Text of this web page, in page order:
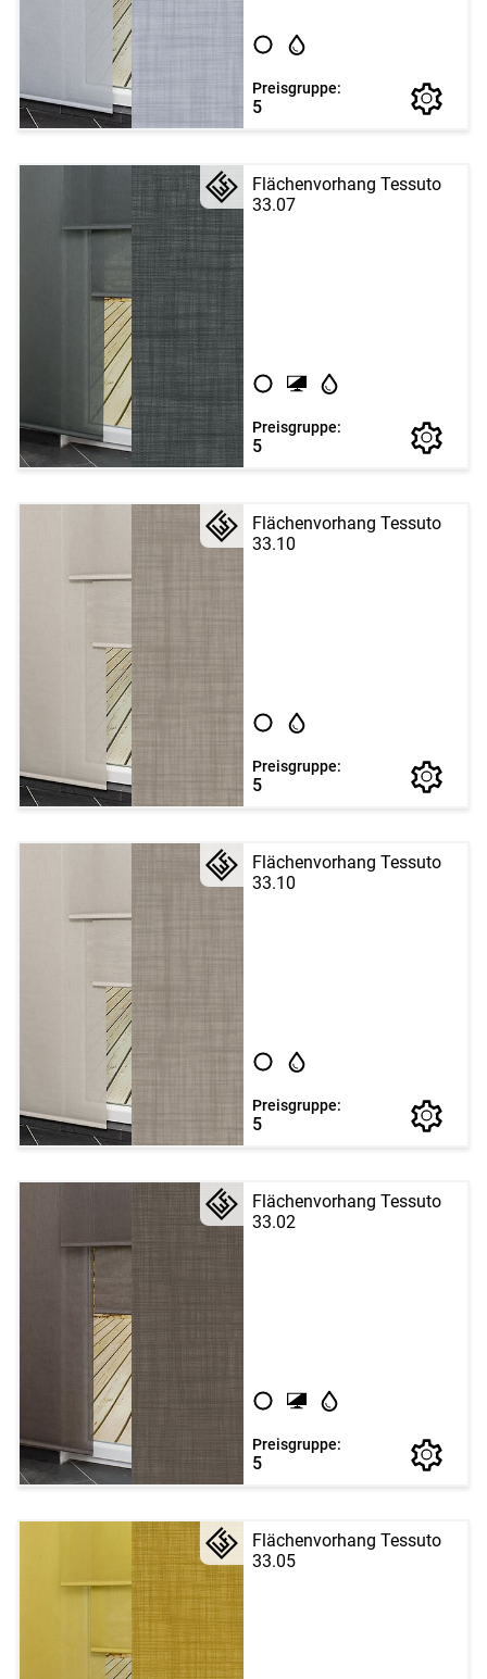
Preisgruppe:
5
Flächenvorhang Tessuto
33.07
Preisgruppe:
5
Flächenvorhang Tessuto
33.10
Preisgruppe:
5
Flächenvorhang Tessuto
33.10
Preisgruppe:
5
Flächenvorhang Tessuto
33.02
Preisgruppe:
5
Flächenvorhang Tessuto
33.05